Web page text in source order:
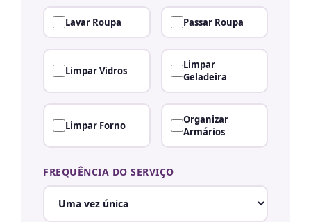
Lavar Roupa Passar Roupa
Limpar Vidros
Limpar
Geladeira
Limpar Forno
Organizar
Armários
FREQUÊNCIA DO SERVIÇO